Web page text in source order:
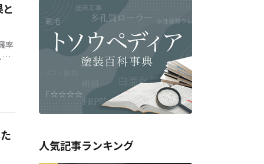
率
人気記事ランキング